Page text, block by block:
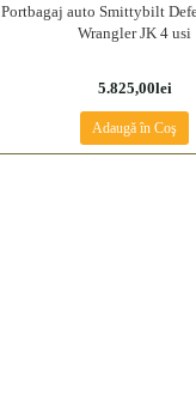
Portbagaj auto Smittybilt
Wrangler JK 4 usi
5.825,00lei
Adaugă în Coş